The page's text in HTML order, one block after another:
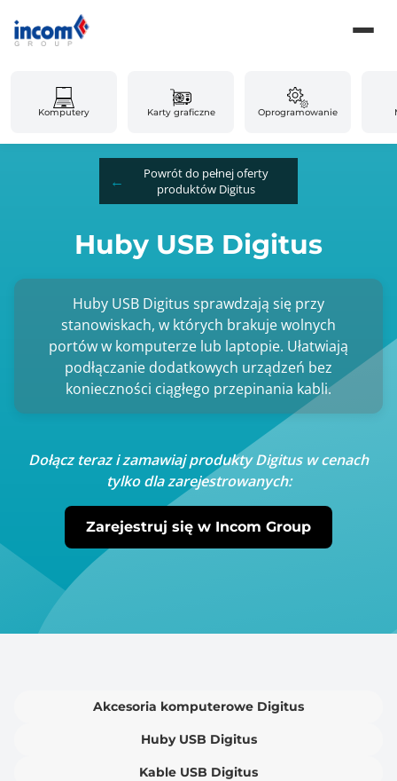
Komputery Karty graficzne Oprogramowanie
Powrót do pełnej oferty
produktów Digitus
Huby USB Digitus
Huby USB Digitus sprawdzają się przy
stanowiskach, w których brakuje wolnych
portów w komputerze lub laptopie. Ułatwiają
podłączanie dodatkowych urządzeń bez
konieczności ciągłego przepinania kabli.
Dołącz teraz i zamawiaj produkty Digitus w cenach
tylko dla zarejestrowanych:
Zarejestruj się w Incom Group
Akcesoria komputerowe Digitus
Huby USB Digitus
Kable USB Digitus